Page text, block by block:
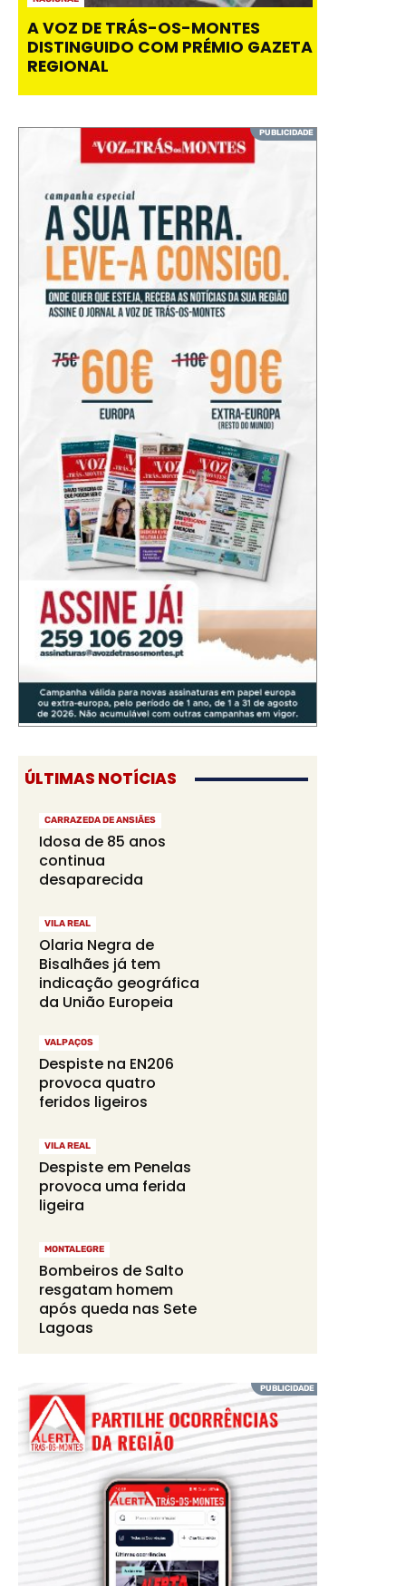
A VOZ DE TRÁS-OS-MONTES
DISTINGUIDO COM PRÉMIO GAZETA
REGIONAL
ÚLTIMAS NOTÍCIAS
CARRAZEDA DE ANSIÃES
Idosa de 85 anos
continua
desaparecida
VILA REAL
Olaria Negra de
Bisalhães já tem
indicação geográfica
da União Europeia
VALPAÇOS
Despiste na EN206
provoca quatro
feridos ligeiros
VILA REAL
Despiste em Penelas
provoca uma ferida
ligeira
MONTALEGRE
Bombeiros de Salto
resgatam homem
após queda nas Sete
Lagoas